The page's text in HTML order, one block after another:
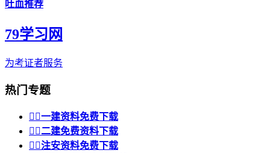
吐血推荐
79学习网
为考证者服务
热门专题
 一建资料免费下载
 二建免费资料下载
 注安资料免费下载